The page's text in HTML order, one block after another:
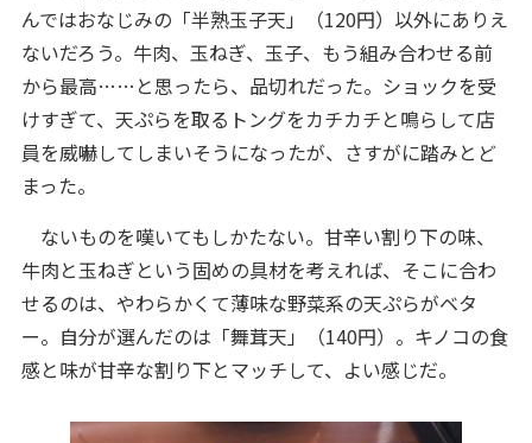
んではおなじみの「半熟玉子天」（120円）以外にありえ
ないだろう。牛肉、玉ねぎ、玉子、もう組み合わせる前
から最高……と思ったら、品切れだった。ショックを受
けすぎて、天ぷらを取るトングをカチカチと鳴らして店
員を威嚇してしまいそうになったが、さすがに踏みとど
まった。
ないものを嘆いてもしかたない。甘辛い割り下の味、
牛肉と玉ねぎという固めの具材を考えれば、そこに合わ
せるのは、やわらかくて薄味な野菜系の天ぷらがベタ
ー。自分が選んだのは「舞茸天」（140円）。キノコの食
感と味が甘辛な割り下とマッチして、よい感じだ。